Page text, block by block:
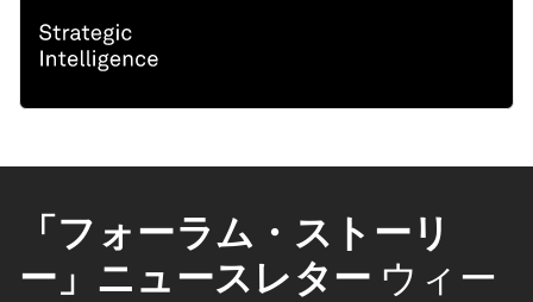
「フォーラム・ストーリ
ー」ニュースレター ウィー